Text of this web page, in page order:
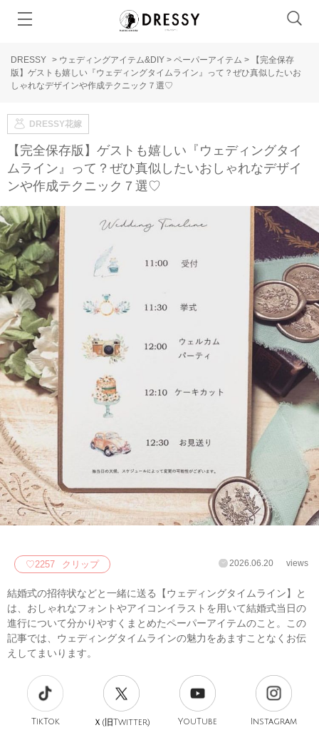
DRESSY > ウェディングアイテム&DIY > ペーパーアイテム >
【完全保存
版】ゲストも嬉しい『ウェディングタイムライン』って？ぜひ真似したいお
しゃれなデザインや作成テクニック７選♡
DRESSY花嫁
【完全保存版】ゲストも嬉しい『ウェディングタイ
ムライン』って？ぜひ真似したいおしゃれなデザイ
ンや作成テクニック７選♡
♡2257 クリップ 2026.06.20 views
結婚式の招待状などと一緒に送る【ウェディングタイムライン】と
は、おしゃれなフォントやアイコンイラストを用いて結婚式当日の
進行について分かりやすくまとめたペーパーアイテムのこと。この
記事では、ウェディングタイムラインの魅力をあますことなくお伝
えしてまいります。
TikTok Ｘ(旧Twitter) YouTube Instagram